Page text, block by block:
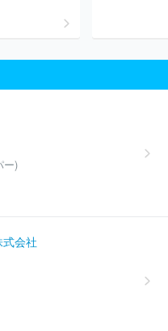
三菱電機エンジニアリング株式
テクノス株式会社
株式会社
ルディングス
株式会社コー
Ｓコンサルティング株式会社
ールディングス株式会社
ー)
会社